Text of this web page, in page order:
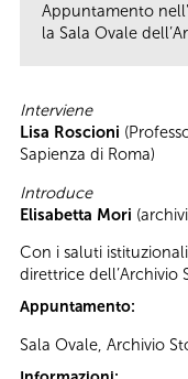
Appuntamento
la Sala Ovale
Interviene
Lisa Roscioni
Sapienza di Roma)
Introduce
Elisabetta Mori
Con i saluti
direttrice dell’Archivio
Appuntamento:
Sala Ovale, Archivio